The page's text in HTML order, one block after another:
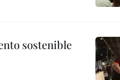
sostenible